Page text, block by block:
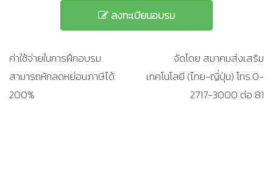
ลงทะเบียนอบรม
ค่าใช้จ่ายในการฝึกอบรม
สามารถหักลดหย่อนภาษีได้
200%
จัดโดย สมาคมส่งเสริม
เทคโนโลยี (ไทย-ญี่ปุ่น) โทร.0-
2717-3000 ต่อ 81